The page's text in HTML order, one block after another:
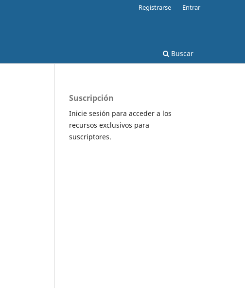
Buscar
Registrarse Entrar
Suscripción
Inicie sesión para acceder a los
recursos exclusivos para
suscriptores.